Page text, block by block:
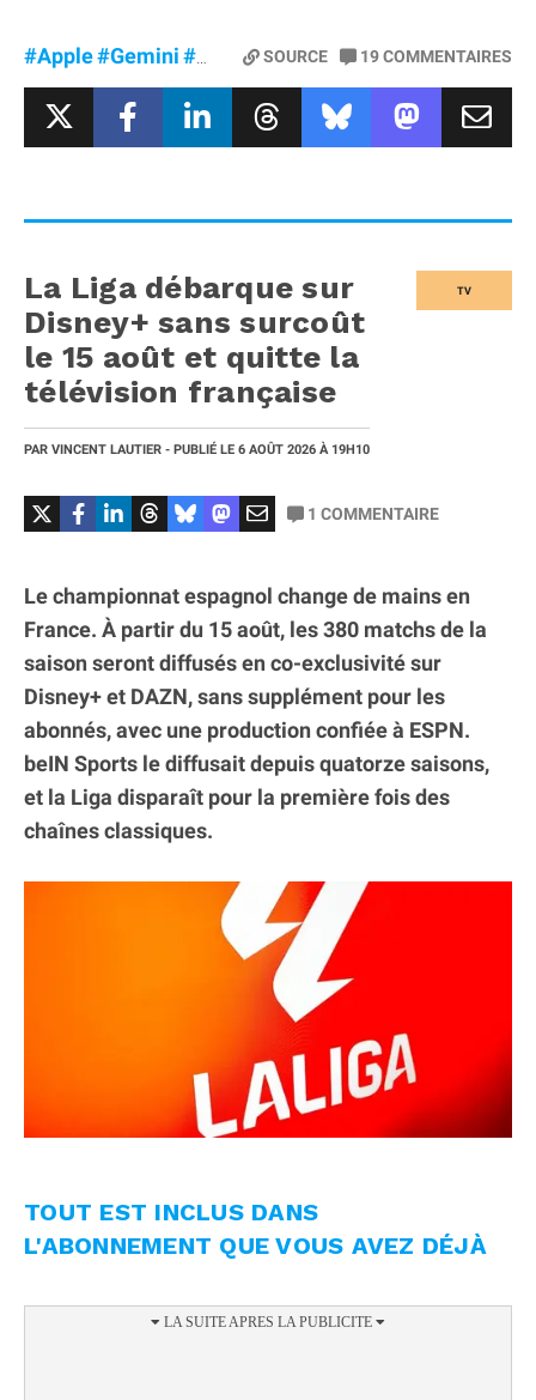
#Apple#Gemini#Siri SOURCE 19COMMENTAIRES
TV
La Liga débarque sur
Disney+ sans surcoût
le 15 août et quitte la
télévision française
PAR VINCENT LAUTIER - PUBLIÉ LE 6 AOÛT 2026 À 19H10
1 COMMENTAIRE
Le championnat espagnol change de mains en
France. À partir du 15 août, les 380 matchs de la
saison seront diffusés en co-exclusivité sur
Disney+ et DAZN, sans supplément pour les
abonnés, avec une production confiée à ESPN.
beIN Sports le diffusait depuis quatorze saisons,
et la Liga disparaît pour la première fois des
chaînes classiques.
TOUT EST INCLUS DANS
L'ABONNEMENT QUE VOUS AVEZ DÉJÀ